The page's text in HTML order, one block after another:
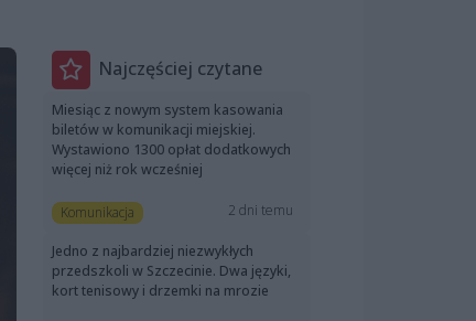
Najczęściej czytane
Miesiąc z nowym system kasowania
biletów w komunikacji miejskiej.
Wystawiono 1300 opłat dodatkowych
więcej niż rok wcześniej
Komunikacja 2 dni temu
Jedno z najbardziej niezwykłych
przedszkoli w Szczecinie. Dwa języki,
kort tenisowy i drzemki na mrozie